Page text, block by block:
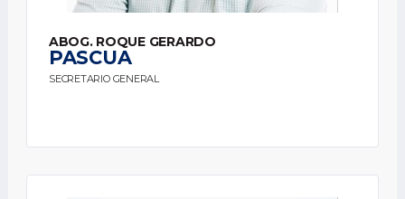
ABOG. ROQUE GERARDO
PASCUA
SECRETARIO GENERAL